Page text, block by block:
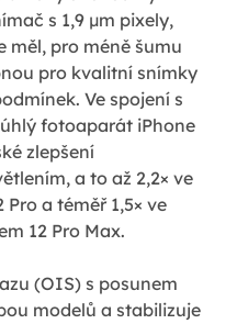
s 1,9 µm pixely,
měl, pro méně šumu
pro kvalitní snímky
Ve spojení s
fotoaparát iPhone
zlepšení
a to až 2,2× ve
a téměř 1,5× ve
12 Pro Max.
(OIS) s posunem
modelů a stabilizuje